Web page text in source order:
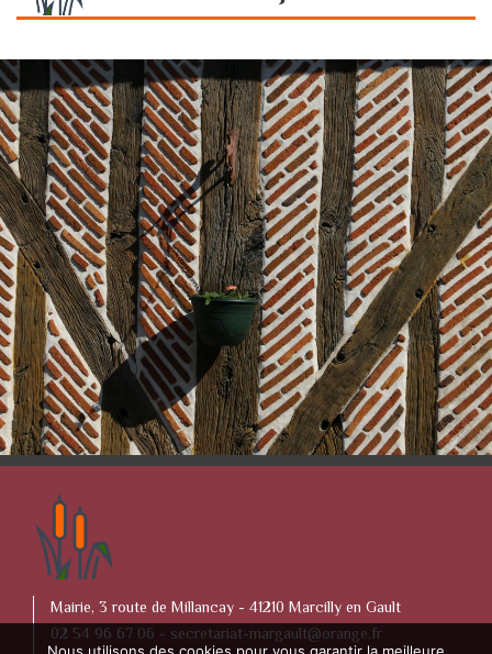
Mairie, 3 route de Millancay - 41210 Marcilly en Gault
02 54 96 67 06 - secretariat-margault@orange.fr